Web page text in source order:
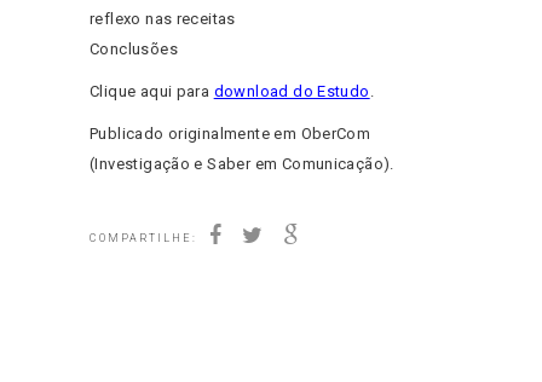
reflexo nas receitas
Conclusões
Clique aqui para download do Estudo .
Publicado originalmente em OberCom
(Investigação e Saber em Comunicação).
COMPARTILHE: